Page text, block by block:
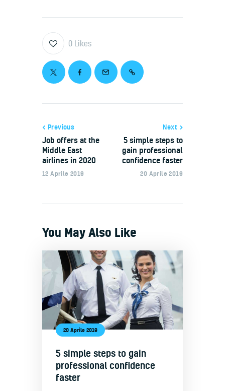
0 Likes
Navigazione
articoli
Previous
Job offers at the
Middle East
airlines in 2020
12 Aprile 2019
Next
5 simple steps to
gain professional
confidence faster
20 Aprile 2019
You May Also Like
20 Aprile 2019
5 simple steps to gain
professional confidence
faster